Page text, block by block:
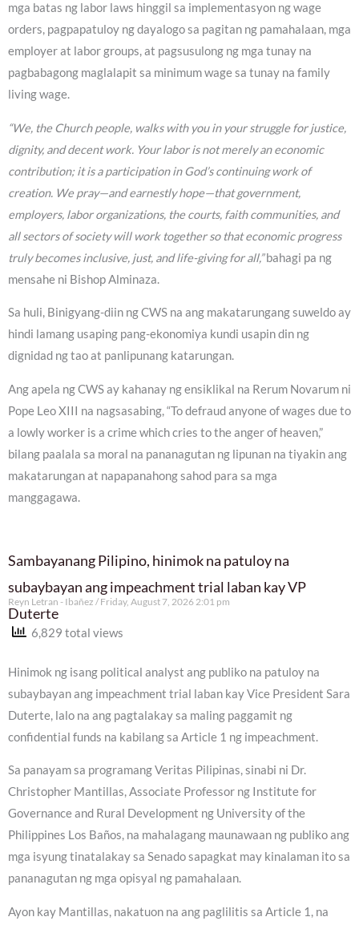
mga batas ng labor laws hinggil sa implementasyon ng wage
orders, pagpapatuloy ng dayalogo sa pagitan ng pamahalaan, mga
employer at labor groups, at pagsusulong ng mga tunay na
pagbabagong maglalapit sa minimum wage sa tunay na family
living wage.
“We, the Church people, walks with you in your struggle for justice,
dignity, and decent work. Your labor is not merely an economic
contribution; it is a participation in God’s continuing work of
creation. We pray—and earnestly hope—that government,
employers, labor organizations, the courts, faith communities, and
all sectors of society will work together so that economic progress
truly becomes inclusive, just, and life-giving for all,”bahagi pa ng
mensahe ni Bishop Alminaza.
Sa huli, Binigyang-diin ng CWS na ang makatarungang suweldo ay
hindi lamang usaping pang-ekonomiya kundi usapin din ng
dignidad ng tao at panlipunang katarungan.
Ang apela ng CWS ay kahanay ng ensiklikal na Rerum Novarum ni
Pope Leo XIII na nagsasabing, “To defraud anyone of wages due to
a lowly worker is a crime which cries to the anger of heaven,”
bilang paalala sa moral na pananagutan ng lipunan na tiyakin ang
makatarungan at napapanahong sahod para sa mga
manggagawa.
Sambayanang Pilipino, hinimok na patuloy na
subaybayan ang impeachment trial laban kay VP
Duterte
Reyn Letran - Ibañez Friday, August 7, 2026 2:01 pm
6,829 total views
Hinimok ng isang political analyst ang publiko na patuloy na
subaybayan ang impeachment trial laban kay Vice President Sara
Duterte, lalo na ang pagtalakay sa maling paggamit ng
confidential funds na kabilang sa Article 1 ng impeachment.
Sa panayam sa programang Veritas Pilipinas, sinabi ni Dr.
Christopher Mantillas, Associate Professor ng Institute for
Governance and Rural Development ng University of the
Philippines Los Baños, na mahalagang maunawaan ng publiko ang
mga isyung tinatalakay sa Senado sapagkat may kinalaman ito sa
pananagutan ng mga opisyal ng pamahalaan.
Ayon kay Mantillas, nakatuon na ang paglilitis sa Article 1, na